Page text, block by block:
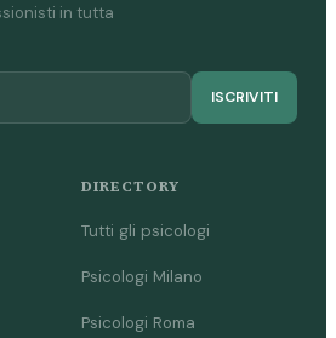
in tutta
ISCRIVITI
DIRECTORY
Tutti gli psicologi
Psicologi Milano
Psicologi Roma